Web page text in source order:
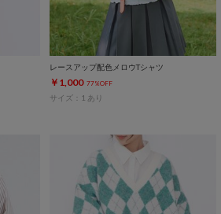
レースアップ配色メロウTシャツ
￥1,000 77%OFF
サイズ：1 あり